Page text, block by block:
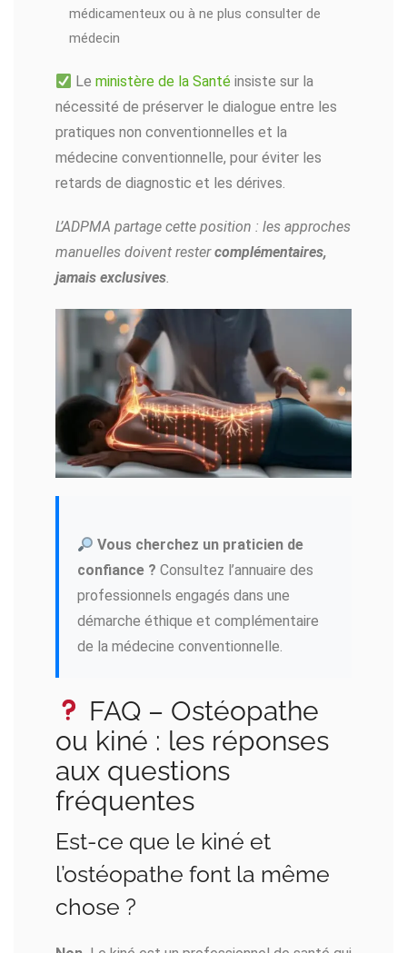
médicamenteux ou à ne plus consulter de
médecin
Leministère de la Santé insiste sur la
nécessité de préserver le dialogue entre les
pratiques non conventionnelles et la
médecine conventionnelle, pour éviter les
retards de diagnostic et les dérives.
L’ADPMA partage cette position : les approches
manuelles doivent restercomplémentaires,
jamais exclusives.
Vous cherchez un praticien de
confiance ? Consultez l’annuaire des
professionnels engagés dans une
démarche éthique et complémentaire
de la médecine conventionnelle.
FAQ – Ostéopathe
ou kiné : les réponses
aux questions
fréquentes
Est-ce que le kiné et
l’ostéopathe font la même
chose ?